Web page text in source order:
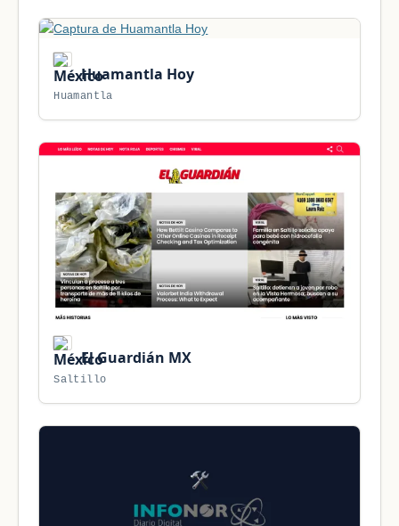
Huamantla Hoy
Huamantla
El Guardián MX
Saltillo